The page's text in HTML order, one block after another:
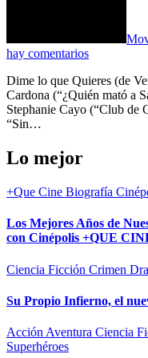
hay comentarios
Dime lo que Quieres (de Verdad) es protagonizada por Manolo
Cardona (“¿Quién mató a
Stephanie Cayo (“Club de
“Sin…
Lo mejor
+Que Cine Biografía
Los Mejores Años de
con Cinépolis +QUE
Ciencia Ficción Crimen
Su Propio Infierno, el
Acción Aventura Ciencia
Superhéroes